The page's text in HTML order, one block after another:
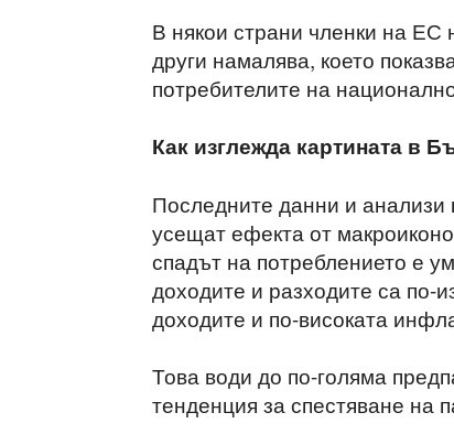
В някои страни членки на ЕС
други намалява, което
потребителите на
Как изглежда картината в
Последните данни и анализи
усещат ефекта от
спадът на потреблението е
доходите и разходите са по-
доходите и по-високата
Това води до по-голяма
тенденция за спестяване на